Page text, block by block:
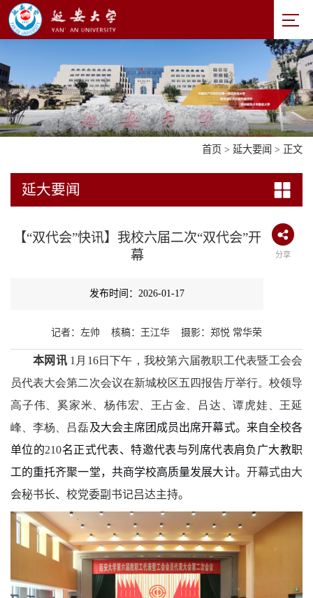
首页 > 延大要闻 > 正文
延大要闻
【“双代会”快讯】我校六届二次“双代会”开
幕
分享
发布时间：2026-01-17
记者：左帅 核稿：王江华 摄影：郑悦 常华荣
本网讯 1月 16日下午，我校第六届教职工代表暨工会会
员代表大会第二次会议在新城校区五四报告厅举行。校领导
高子伟、奚家米、杨伟宏、王占金、吕达、谭虎娃、王延
峰、李杨、吕磊及大会主席团成员出席开幕式。来自全校各
单位的210名正式代表、特邀代表与列席代表肩负广大教职
工的重托齐聚一堂，共商学校高质量发展大计。 开幕式由大
会秘书长、校党委副书记吕达主持。